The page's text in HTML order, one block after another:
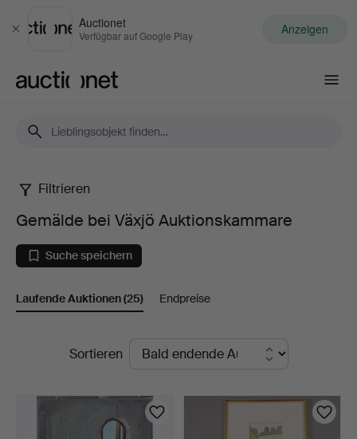
Schließen
Auctionet
Verfügbar auf Google Play Anzeigen
Gemälde
bei
Växjö
Auktionskammare
Filtrieren
Gemälde bei Växjö Auktionskammare
Suche speichern
Laufende Auktionen(25) Endpreise
LaufendeSortieren